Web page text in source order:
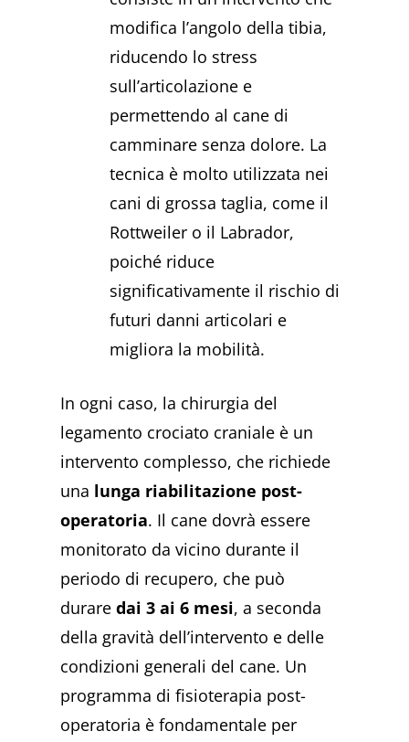
modifica l’angolo della tibia,
riducendo lo stress
sull’articolazione e
permettendo al cane di
camminare senza dolore. La
tecnica è molto utilizzata nei
cani di grossa taglia, come il
Rottweiler o il Labrador,
poiché riduce
significativamente il rischio di
futuri danni articolari e
migliora la mobilità.
In ogni caso, la chirurgia del
legamento crociato craniale è un
intervento complesso, che richiede
una lunga riabilitazione post-
operatoria. Il cane dovrà essere
monitorato da vicino durante il
periodo di recupero, che può
duraredai 3 ai 6 mesi, a seconda
della gravità dell’intervento e delle
condizioni generali del cane. Un
programma di fisioterapia post-
operatoria è fondamentale per